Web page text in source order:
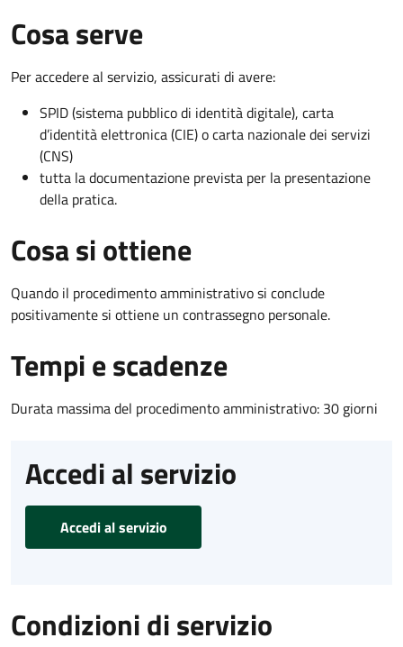
Cosa serve
Per accedere al servizio, assicurati di avere:
SPID (sistema pubblico di identità digitale), carta
d’identità elettronica (CIE) o carta nazionale dei servizi
(CNS)
tutta la documentazione prevista per la presentazione
della pratica.
Cosa si ottiene
Quando il procedimento amministrativo si conclude
positivamente si ottiene un contrassegno personale.
Tempi e scadenze
Durata massima del procedimento amministrativo: 30 giorni
Accedi al servizio
Accedi al servizio
Condizioni di servizio